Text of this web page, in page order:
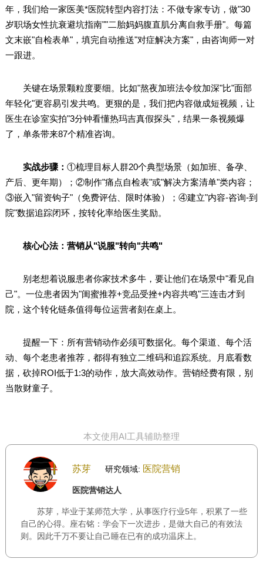
年，我们给一家医美*医院转型内容打法：不做专家专访，做"30
岁职场女性抗衰避坑指南""二胎妈妈腹直肌分离自救手册"。每篇
文末嵌"自检表单"，填完自动推送"对症解决方案"，由咨询师一对
一跟进。
关键在场景颗粒度要细。比如"熬夜加班法令纹加深"比"面部
年轻化"更容易引发共鸣。更狠的是，我们把内容做成短视频，让
医生在诊室实拍"3分钟看懂热玛吉真假探头"，结果一条视频爆
了，单条带来87个精准咨询。
实战步骤： ①梳理目标人群20个典型场景（如加班、备孕、
产后、更年期）；②制作"痛点自检表"或"解决方案清单"类内容；
③嵌入"留资钩子"（免费评估、限时体验）；④建立"内容-咨询-到
院"数据追踪闭环，按转化率给医生奖励。
核心心法：营销从"说服"转向"共鸣"
别老想着说服患者你家技术多牛，要让他们在场景中"看见自
己"。一位患者因为"闺蜜推荐+竞品受挫+内容共鸣"三连击才到
院，这个转化链条值得每位运营者刻在桌上。
提醒一下：所有营销动作必须可数据化。每个渠道、每个活
动、每个老患者推荐，都得有独立二维码和追踪系统。月底看数
据，砍掉ROI低于1:3的动作，放大高效动作。营销经费有限，别
当散财童子。
本文使用AI工具辅助整理
苏芽 研究领域: 医院营销
医院营销达人
苏芽，毕业于某师范大学，从事医疗行业5年，积累了一些
自己的心得。座右铭：学会下一次进步，是做大自己的有效法
则。因此千万不要让自己睡在已有的成功温床上。